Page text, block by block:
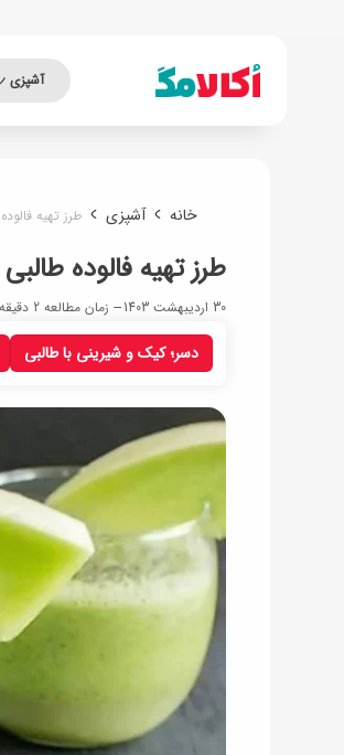
آشپزی
خانه آشپزی طرز تهیه
دسر؛ کیک و شیرینی با طالبی
طرز تهیه فالوده
30 اردیبهشت 1403 زمان مطالعه 2 دقیقه